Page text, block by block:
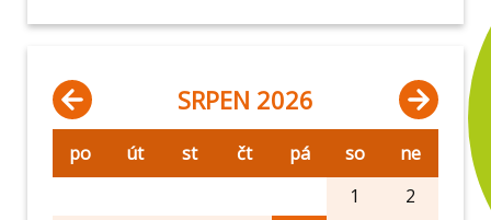
SRPEN 2026
po út st čt pá so
ne
1
2